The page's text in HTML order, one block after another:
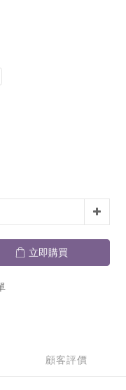
立即購買
顧客評價